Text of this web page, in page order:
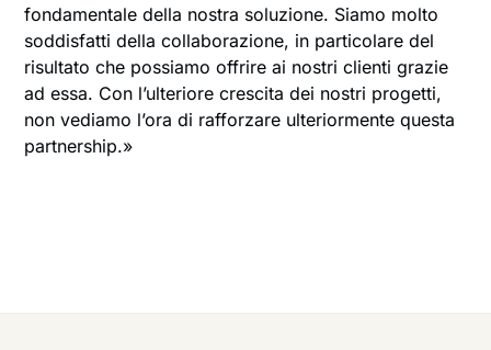
fondamentale della nostra soluzione. Siamo molto
soddisfatti della collaborazione, in particolare del
risultato che possiamo offrire ai nostri clienti grazie
ad essa. Con l’ulteriore crescita dei nostri progetti,
non vediamo l’ora di rafforzare ulteriormente questa
partnership.»